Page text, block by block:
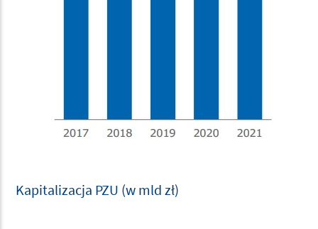
Kapitalizacja PZU (w mld zł)